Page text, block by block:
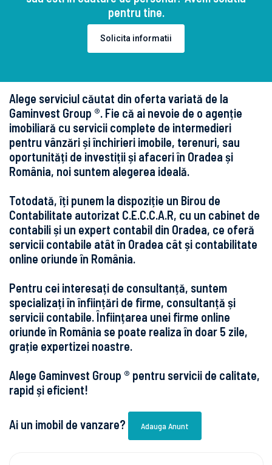
pentru tine.
Solicita informatii
Alege serviciul căutat din oferta variată de la
Gaminvest Group ®. Fie că ai nevoie de o agenție
imobiliară cu servicii complete de intermedieri
pentru vânzări și închirieri imobile, terenuri, sau
oportunități de investiții și afaceri în Oradea și
România, noi suntem alegerea ideală.
Totodată, îți punem la dispoziție un Birou de
Contabilitate autorizat C.E.C.C.A.R, cu un cabinet de
contabili și un expert contabil din Oradea, ce oferă
servicii contabile atât în Oradea cât și contabilitate
online oriunde în România.
Pentru cei interesați de consultanță, suntem
specializați în înființări de firme, consultanță și
servicii contabile. Înființarea unei firme online
oriunde în România se poate realiza în doar 5 zile,
grație expertizei noastre.
Alege Gaminvest Group ® pentru servicii de calitate,
rapid și eficient!
Ai un imobil de vanzare? Adauga Anunt